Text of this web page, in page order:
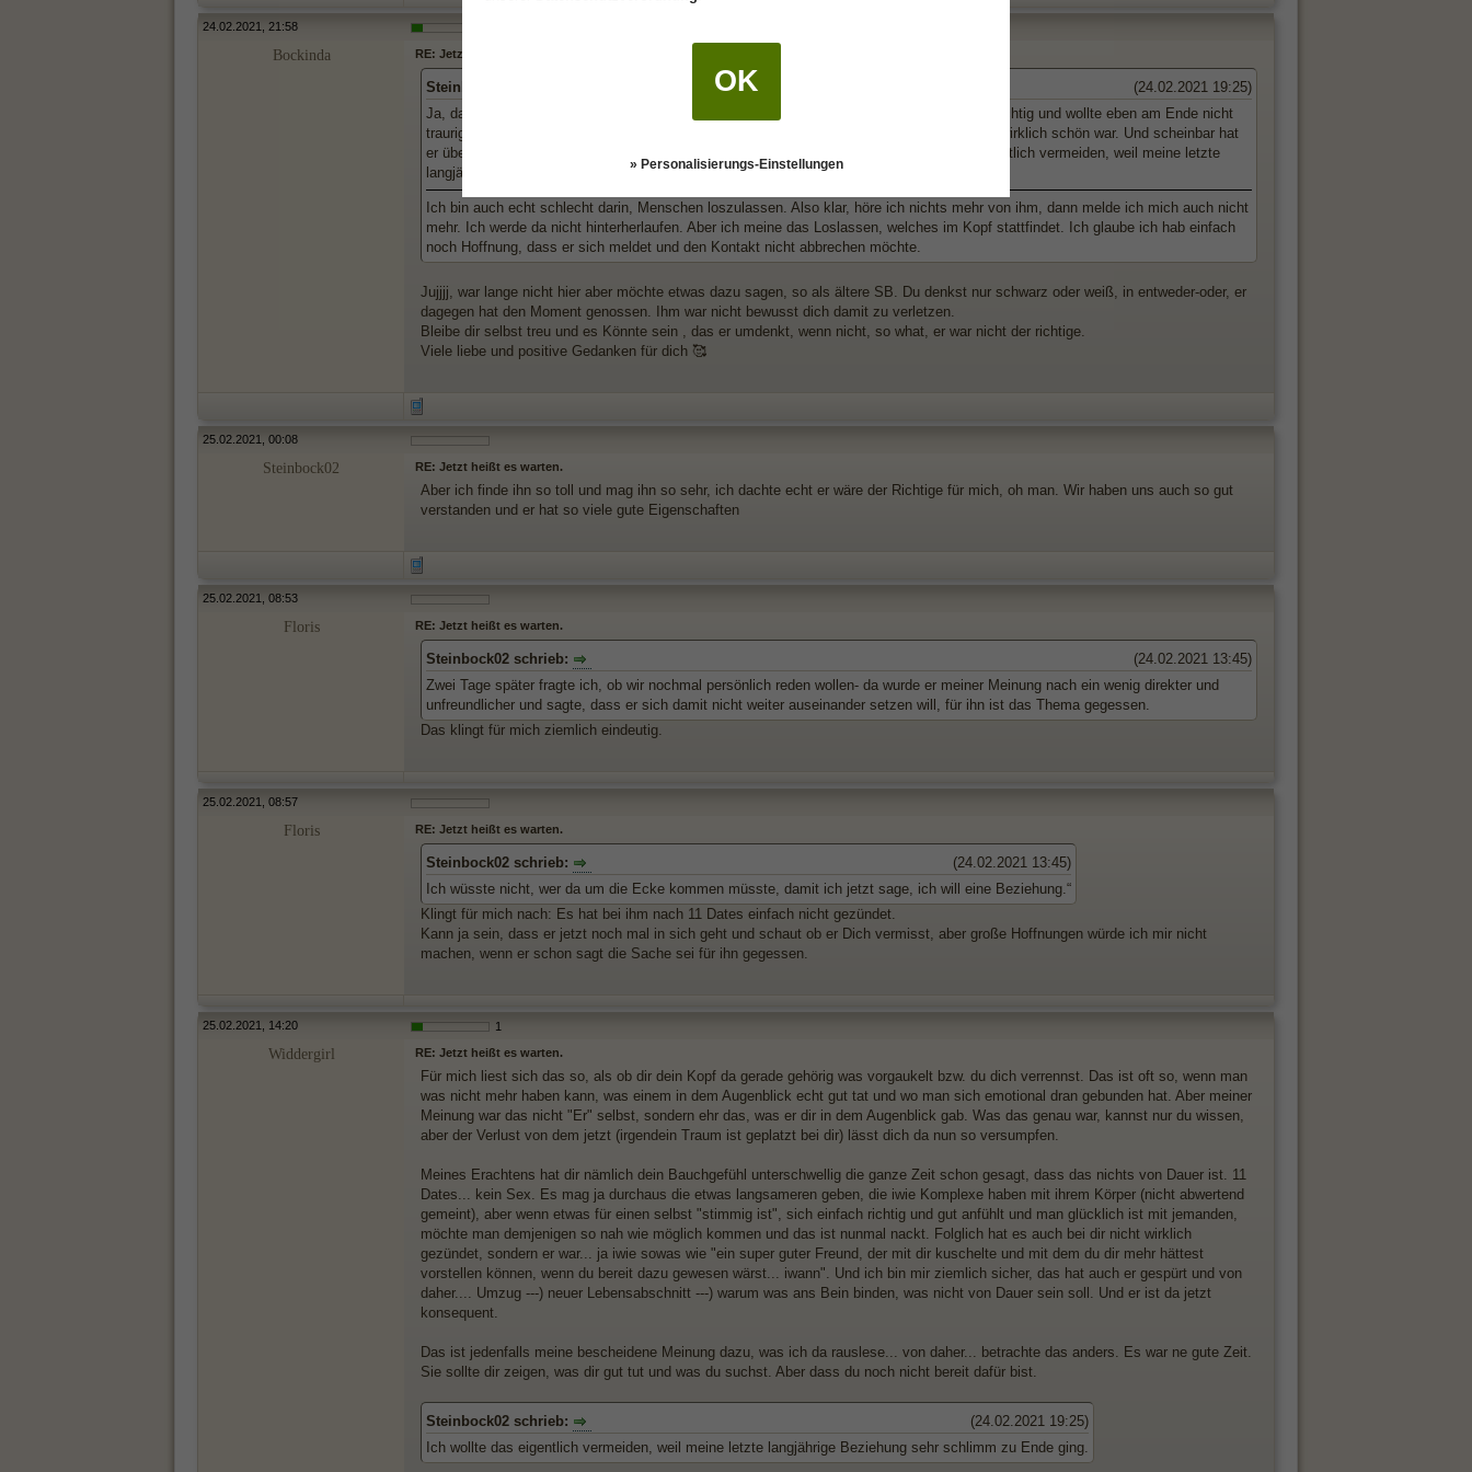
24.02.2021, 21:58
Bockinda RE: Jetzt heißt es warten.
(24.02.2021 19:25)
Steinbock02 schrieb:
Ja, das kann wirklich alles sein.. Irgendwie macht mich das noch trauriger. Ich war so vorsichtig und wollte eben am Ende nicht
traurig sein. Ich hab mir Zeit gelassen und wollte die Zeit mit ihm genießen, weil es immer wirklich schön war. Und scheinbar hat
er überhaupt nicht so gefühlt wie ich und jetzt bin ich doch noch traurig. Ich wollte das eigentlich vermeiden, weil meine letzte
langjährige Beziehung sehr schlimm zu Ende ging.
Ich bin auch echt schlecht darin, Menschen loszulassen. Also klar, höre ich nichts mehr von ihm, dann melde ich mich auch nicht
mehr. Ich werde da nicht hinterherlaufen. Aber ich meine das Loslassen, welches im Kopf stattfindet. Ich glaube ich hab einfach
noch Hoffnung, dass er sich meldet und den Kontakt nicht abbrechen möchte.
Jujjjj, war lange nicht hier aber möchte etwas dazu sagen, so als ältere SB. Du denkst nur schwarz oder weiß, in entweder-oder, er
dagegen hat den Moment genossen. Ihm war nicht bewusst dich damit zu verletzen.
Bleibe dir selbst treu und es Könnte sein , das er umdenkt, wenn nicht, so what, er war nicht der richtige.
Viele liebe und positive Gedanken für dich 🥰
25.02.2021, 00:08
Steinbock02 RE: Jetzt heißt es warten.
Aber ich finde ihn so toll und mag ihn so sehr, ich dachte echt er wäre der Richtige für mich, oh man. Wir haben uns auch so gut
verstanden und er hat so viele gute Eigenschaften
25.02.2021, 08:53
Floris RE: Jetzt heißt es warten.
(24.02.2021 13:45)
Steinbock02 schrieb:
Zwei Tage später fragte ich, ob wir nochmal persönlich reden wollen- da wurde er meiner Meinung nach ein wenig direkter und
unfreundlicher und sagte, dass er sich damit nicht weiter auseinander setzen will, für ihn ist das Thema gegessen.
Das klingt für mich ziemlich eindeutig.
25.02.2021, 08:57
Floris RE: Jetzt heißt es warten.
(24.02.2021 13:45)
Steinbock02 schrieb:
Ich wüsste nicht, wer da um die Ecke kommen müsste, damit ich jetzt sage, ich will eine Beziehung.“
Klingt für mich nach: Es hat bei ihm nach 11 Dates einfach nicht gezündet.
Kann ja sein, dass er jetzt noch mal in sich geht und schaut ob er Dich vermisst, aber große Hoffnungen würde ich mir nicht
machen, wenn er schon sagt die Sache sei für ihn gegessen.
25.02.2021, 14:20 1
Widdergirl RE: Jetzt heißt es warten.
Für mich liest sich das so, als ob dir dein Kopf da gerade gehörig was vorgaukelt bzw. du dich verrennst. Das ist oft so, wenn man
was nicht mehr haben kann, was einem in dem Augenblick echt gut tat und wo man sich emotional dran gebunden hat. Aber meiner
Meinung war das nicht "Er" selbst, sondern ehr das, was er dir in dem Augenblick gab. Was das genau war, kannst nur du wissen,
aber der Verlust von dem jetzt (irgendein Traum ist geplatzt bei dir) lässt dich da nun so versumpfen.
Meines Erachtens hat dir nämlich dein Bauchgefühl unterschwellig die ganze Zeit schon gesagt, dass das nichts von Dauer ist. 11
Dates... kein Sex. Es mag ja durchaus die etwas langsameren geben, die iwie Komplexe haben mit ihrem Körper (nicht abwertend
gemeint), aber wenn etwas für einen selbst "stimmig ist", sich einfach richtig und gut anfühlt und man glücklich ist mit jemanden,
möchte man demjenigen so nah wie möglich kommen und das ist nunmal nackt. Folglich hat es auch bei dir nicht wirklich
gezündet, sondern er war... ja iwie sowas wie "ein super guter Freund, der mit dir kuschelte und mit dem du dir mehr hättest
vorstellen können, wenn du bereit dazu gewesen wärst... iwann". Und ich bin mir ziemlich sicher, das hat auch er gespürt und von
daher.... Umzug ---) neuer Lebensabschnitt ---) warum was ans Bein binden, was nicht von Dauer sein soll. Und er ist da jetzt
konsequent.
Das ist jedenfalls meine bescheidene Meinung dazu, was ich da rauslese... von daher... betrachte das anders. Es war ne gute Zeit.
Sie sollte dir zeigen, was dir gut tut und was du suchst. Aber dass du noch nicht bereit dafür bist.
(24.02.2021 19:25)
Steinbock02 schrieb:
Ich wollte das eigentlich vermeiden, weil meine letzte langjährige Beziehung sehr schlimm zu Ende ging.
OK
» Personalisierungs-Einstellungen